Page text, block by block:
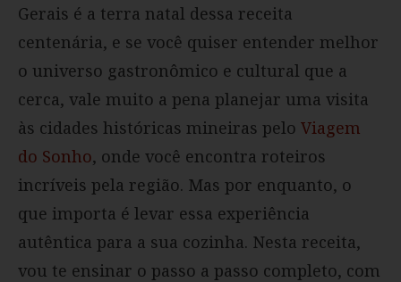
Gerais é a terra natal dessa receita
centenária, e se você quiser entender melhor
o universo gastronômico e cultural que a
cerca, vale muito a pena planejar uma visita
às cidades históricas mineiras pelo Viagem
do Sonho, onde você encontra roteiros
incríveis pela região. Mas por enquanto, o
que importa é levar essa experiência
autêntica para a sua cozinha. Nesta receita,
vou te ensinar o passo a passo completo, com